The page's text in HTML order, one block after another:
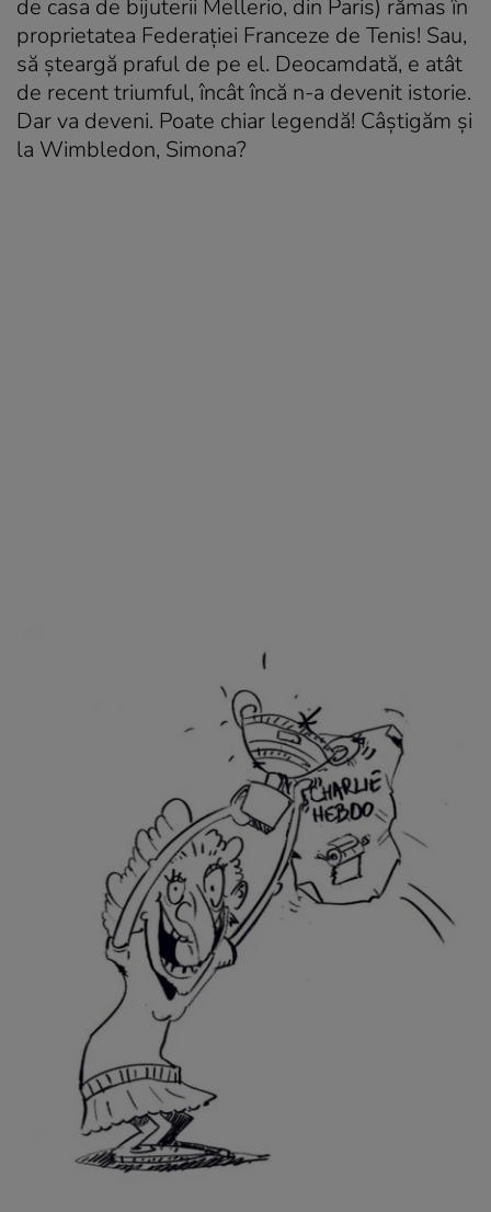
de casa de bijuterii Mellerio, din Paris) rămas în
proprietatea Federației Franceze de Tenis! Sau,
să șteargă praful de pe el. Deocamdată, e atât
de recent triumful, încât încă n-a devenit istorie.
Dar va deveni. Poate chiar legendă! Câștigăm și
la Wimbledon, Simona?